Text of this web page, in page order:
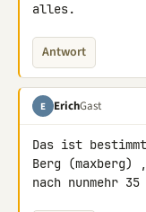
alles.
Antwort
E ErichGast
Das ist
Berg (maxberg) ,
nach nunmehr